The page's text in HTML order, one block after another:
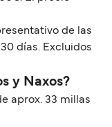
de las
días. Excluidos
y Naxos?
aprox. 33 millas